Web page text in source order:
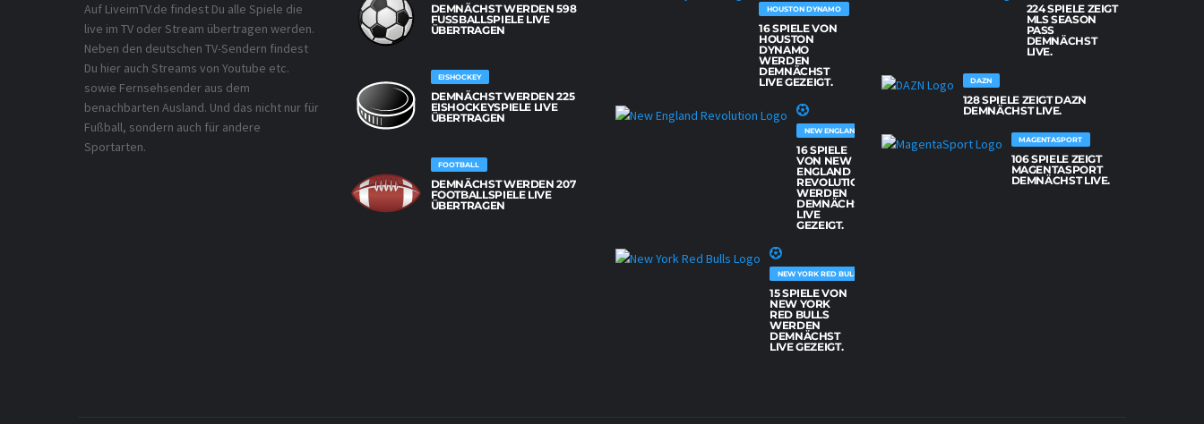
Auf LiveimTV.de findest Du alle Spiele die
live im TV oder Stream übertragen werden.
Neben den deutschen TV-Sendern findest
Du hier auch Streams von Youtube etc.
sowie Fernsehsender aus dem
benachbarten Ausland. Und das nicht nur für
Fußball, sondern auch für andere
Sportarten.
DEMNÄCHST WERDEN 598
FUSSBALLSPIELE LIVE Ü
BERTRAGEN
EISHOCKEY
DEMNÄCHST WERDEN 225
EISHOCKEYSPIELE LIVE
ÜBERTRAGEN
FOOTBALL
DEMNÄCHST WERDEN 207
FOOTBALLSPIELE LIVE
ÜBERTRAGEN
HOUSTON DYNAMO
16 SPIELE VON
HOUSTON
DYNAMO
WERDEN
DEMNÄCHST
LIVE GEZEIGT.
NEW ENGLAND REVOLUTION
16 SPIELE
VON NEW
ENGLAND
REVOLUTION
WERDEN
DEMNÄCHST
LIVE
GEZEIGT.
NEW YORK RED BULLS
15 SPIELE VON
NEW YORK
RED BULLS
WERDEN
DEMNÄCHST
LIVE GEZEIGT.
224 SPIELE ZEIGT
MLS SEASON
PASS
DEMNÄCHST
LIVE.
DAZN
128 SPIELE ZEIGT DAZN
DEMNÄCHST LIVE.
MAGENTASPORT
106 SPIELE ZEIGT
MAGENTASPORT
DEMNÄCHST LIVE.